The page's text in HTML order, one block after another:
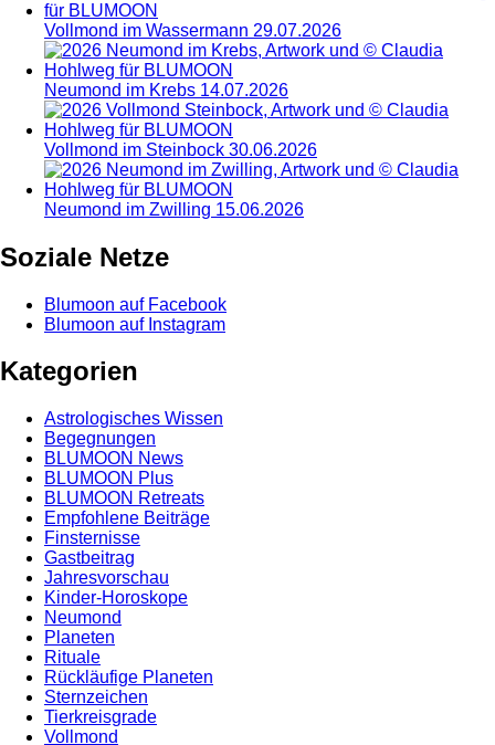
Vollmond im Wassermann 29.07.2026
Neumond im Krebs 14.07.2026
Vollmond im Steinbock 30.06.2026
Neumond im Zwilling 15.06.2026
Soziale Netze
Blumoon auf Facebook
Blumoon auf Instagram
Kategorien
Astrologisches Wissen
Begegnungen
BLUMOON News
BLUMOON Plus
BLUMOON Retreats
Empfohlene Beiträge
Finsternisse
Gastbeitrag
Jahresvorschau
Kinder-Horoskope
Neumond
Planeten
Rituale
Rückläufige Planeten
Sternzeichen
Tierkreisgrade
Vollmond